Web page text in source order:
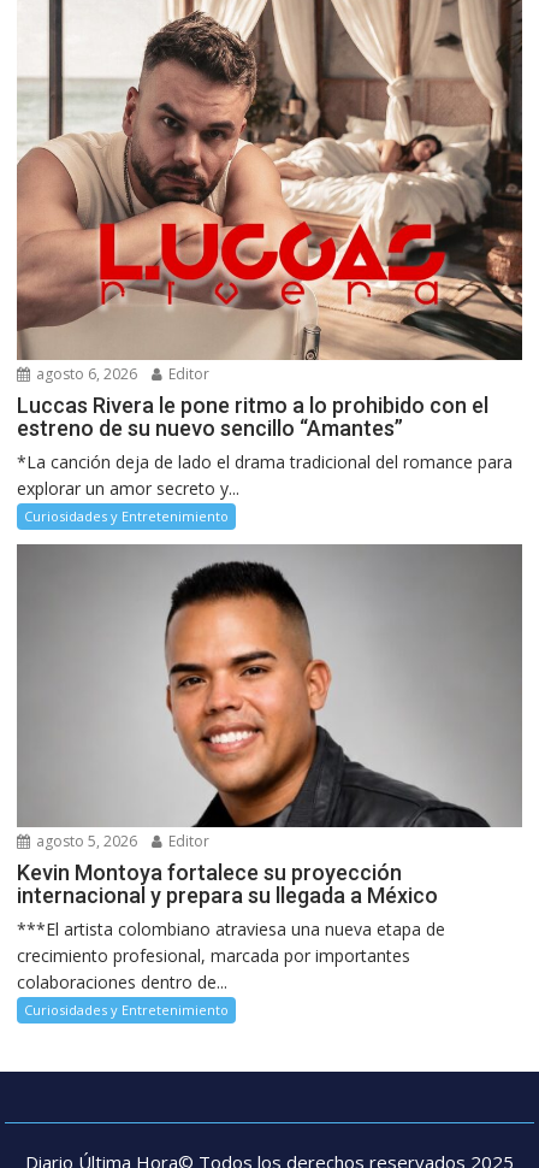
agosto 6, 2026 Editor
Luccas Rivera le pone ritmo a lo prohibido con el
estreno de su nuevo sencillo “Amantes”
*La canción deja de lado el drama tradicional del romance para
explorar un amor secreto y...
Curiosidades y Entretenimiento
agosto 5, 2026 Editor
Kevin Montoya fortalece su proyección
internacional y prepara su llegada a México
***El artista colombiano atraviesa una nueva etapa de
crecimiento profesional, marcada por importantes
colaboraciones dentro de...
Curiosidades y Entretenimiento
Diario Última Hora© Todos los derechos reservados 2025